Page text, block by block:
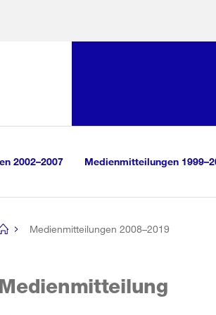
2002–2007 Medienmitteilungen
Medienmitteilungen 2008–2019